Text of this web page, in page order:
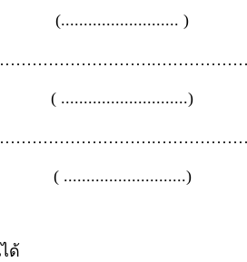
(.......................... )
………………………….………………
( ............................)
………………………….………………
( ...........................)
ด้